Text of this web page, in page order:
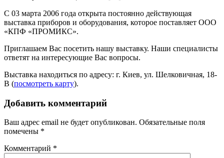
С 03 марта 2006 года открыта постоянно действующая
выставка приборов и оборудования, которое поставляет ООО
«КПФ «ПРОМИКС».
Приглашаем Вас посетить нашу выставку. Наши специалисты
ответят на интересующие Вас вопросы.
Выставка находиться по адресу: г. Киев, ул. Шелковичная, 18-
В (посмотреть карту).
Добавить комментарий
Ваш адрес email не будет опубликован. Обязательные поля
помечены *
Комментарий *